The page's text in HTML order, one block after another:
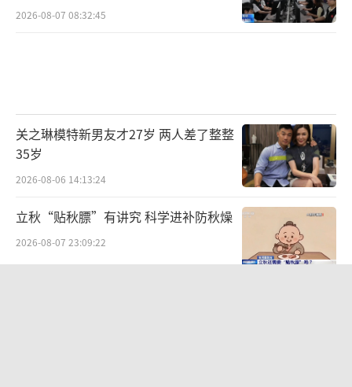
2026-08-07 08:32:45
关之琳模特新男友才27岁 两人差了整整
35岁
2026-08-06 14:13:24
立秋“贴秋膘”有讲究 科学进补防秋燥
2026-08-07 23:09:22